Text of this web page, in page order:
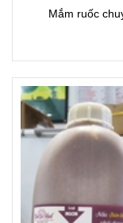
Mắm ruốc